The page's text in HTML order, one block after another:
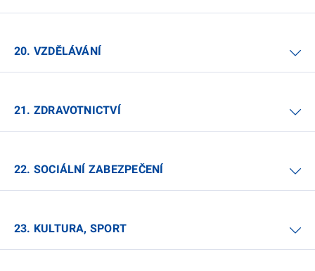
20. VZDĚLÁVÁNÍ
21. ZDRAVOTNICTVÍ
22. SOCIÁLNÍ ZABEZPEČENÍ
23. KULTURA, SPORT